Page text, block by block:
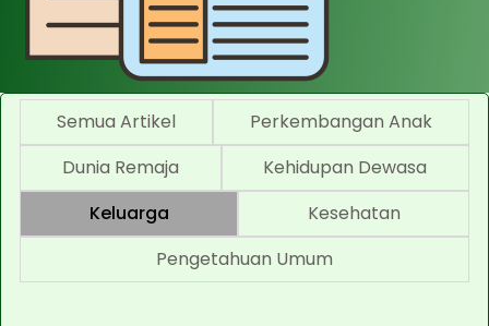
Semua Artikel
Perkembangan Anak
Dunia Remaja
Kehidupan Dewasa
Keluarga
Kesehatan
Pengetahuan Umum